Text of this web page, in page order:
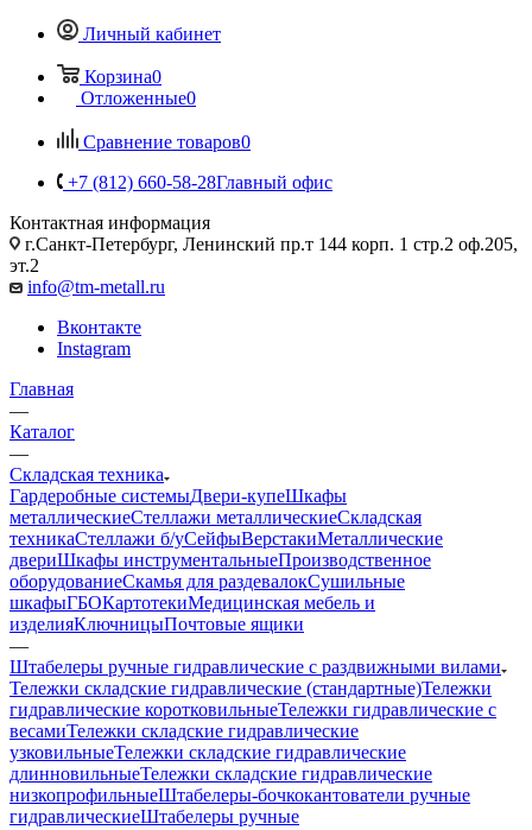
Личный кабинет
Корзина0
Отложенные0
Сравнение товаров0
+7 (812) 660-58-28Главный офис
Контактная информация
г.Санкт-Петербург, Ленинский пр.т 144 корп. 1 стр.2 оф.205,
эт.2
info@tm-metall.ru
Вконтакте
Instagram
Главная
—
Каталог
—
Складская техника
Гардеробные системыДвери-купеШкафы
металлическиеСтеллажи металлическиеСкладская
техникаСтеллажи б/уСейфыВерстакиМеталлические
двериШкафы инструментальныеПроизводственное
оборудованиеСкамья для раздевалокСушильные
шкафыГБОКартотекиМедицинская мебель и
изделияКлючницыПочтовые ящики
—
Штабелеры ручные гидравлические с раздвижными вилами
Тележки складские гидравлические (стандартные)Тележки
гидравлические коротковильныеТележки гидравлические с
весамиТележки складские гидравлические
узковильныеТележки складские гидравлические
длинновильныеТележки складские гидравлические
низкопрофильныеШтабелеры-бочкокантователи ручные
гидравлическиеШтабелеры ручные